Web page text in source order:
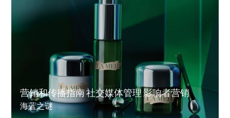
营销和传播指南 社交媒体管理 影响者营销
海蓝之谜